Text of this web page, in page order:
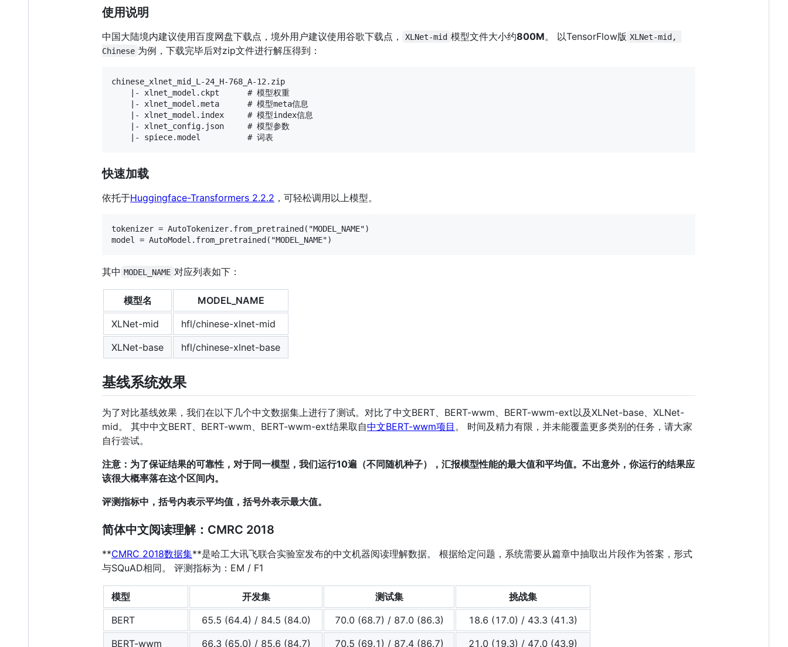
使用说明
中国大陆境内建议使用百度网盘下载点，境外用户建议使用谷歌下载点， XLNet-mid 模型文件大小约800M。 以TensorFlow版 XLNet-mid,
Chinese 为例，下载完毕后对zip文件进行解压得到：
chinese_xlnet_mid_L-24_H-768_A-12.zip
    |- xlnet_model.ckpt      # 模型权重
    |- xlnet_model.meta      # 模型meta信息
    |- xlnet_model.index     # 模型index信息
    |- xlnet_config.json     # 模型参数
快速加载
依托于Huggingface-Transformers 2.2.2 ，可轻松调用以上模型。
tokenizer = AutoTokenizer.from_pretrained("MODEL_NAME")
其中 MODEL_NAME 对应列表如下：
模型名
MODEL_NAME
XLNet-mid
hfl/chinese-xlnet-mid
XLNet-base
hfl/chinese-xlnet-base
基线系统效果
为了对比基线效果，我们在以下几个中文数据集上进行了测试。对比了中文BERT、BERT-wwm、BERT-wwm-ext以及XLNet-base、XLNet-
mid。 其中中文BERT、BERT-wwm、BERT-wwm-ext结果取自中文BERT-wwm项目 。 时间及精力有限，并未能覆盖更多类别的任务，请大家
自行尝试。
注意：为了保证结果的可靠性，对于同一模型，我们运行10遍（不同随机种子），汇报模型性能的最大值和平均值。不出意外，你运行的结果应
该很大概率落在这个区间内。
评测指标中，括号内表示平均值，括号外表示最大值。
简体中文阅读理解：CMRC 2018
**CMRC 2018数据集**是哈工大讯飞联合实验室发布的中文机器阅读理解数据。 根据给定问题，系统需要从篇章中抽取出片段作为答案，形式
与SQuAD相同。 评测指标为：EM / F1
模型 开发集 测试集
挑战集
BERT
65.5 (64.4) / 84.5 (84.0) 70.0 (68.7) / 87.0 (86.3)
18.6 (17.0) / 43.3 (41.3)
BERT-wwm
66.3 (65.0) / 85.6 (84.7) 70.5 (69.1) / 87.4 (86.7) 21.0 (19.3) / 47.0 (43.9)